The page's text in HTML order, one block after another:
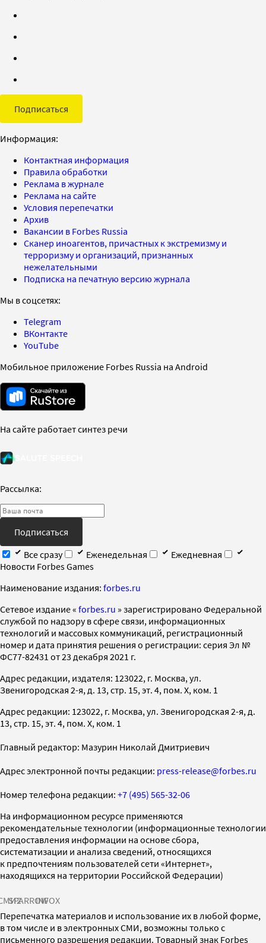
Подписаться
Информация:
Контактная информация
Правила обработки
Реклама в журнале
Реклама на сайте
Условия перепечатки
Архив
Вакансии в Forbes Russia
Сканер иноагентов, причастных к экстремизму и
терроризму и организаций, признанных
нежелательными
Подписка на печатную версию журнала
Мы в соцсетях:
Telegram
ВКонтакте
YouTube
Мобильное приложение Forbes Russia на Android
На сайте работает синтез речи
Рассылка:
Подписаться
Все сразу
Еженедельная
Ежедневная
Новости Forbes Games
Наименование издания: forbes.ru
Cетевое издание « forbes.ru » зарегистрировано Федеральной
службой по надзору в сфере связи, информационных
технологий и массовых коммуникаций, регистрационный
номер и дата принятия решения о регистрации: серия Эл №
ФС77-82431 от 23 декабря 2021 г.
Адрес редакции, издателя: 123022, г. Москва, ул.
Звенигородская 2-я, д. 13, стр. 15, эт. 4, пом. X, ком. 1
Адрес редакции: 123022, г. Москва, ул. Звенигородская 2-я, д.
13, стр. 15, эт. 4, пом. X, ком. 1
Главный редактор: Мазурин Николай Дмитриевич
Адрес электронной почты редакции: press-release@forbes.ru
Номер телефона редакции: +7 (495) 565-32-06
На информационном ресурсе применяются
рекомендательные технологии (информационные технологии
предоставления информации на основе сбора,
систематизации и анализа сведений, относящихся
к предпочтениям пользователей сети «Интернет»,
находящихся на территории Российской Федерации)
SPARROWINFOX
Перепечатка материалов и использование их в любой форме,
в том числе и в электронных СМИ, возможны только с
письменного разрешения редакции. Товарный знак Forbes